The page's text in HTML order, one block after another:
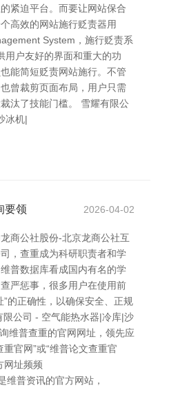
紧迫平台。而要让网站保合
高效的网站施行贬责器用
System，施行贬责系
用户友好的界面和重大的功
能简短贬责网站施行。不管
曾裁剪页面布局，用户只需
汰了技能门槛。 雪耀有限公
冰机|
要领 2026-04-02
商公社股份-北京龙商公社互
，查重成为科研职责者和学
普数据库看成国内有名的学
严惩事，很多用户在使用前
”的正确性，以确保安全、正规
公司 - 空气能热水器|冷库|沙
维普查重的官网网址，领先应
官网”或“维普论文查重官
网址频频
维普资讯的官方网站，